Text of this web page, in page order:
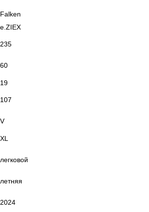
Falken
e.ZIEX
235
60
19
107
V
XL
легковой
летняя
2024